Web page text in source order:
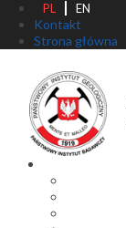
PL EN
Kontakt
Strona główna